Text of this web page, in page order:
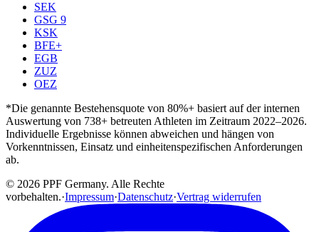
SEK
GSG 9
KSK
BFE+
EGB
ZUZ
OEZ
*Die genannte Bestehensquote von 80%+ basiert auf der internen
Auswertung von 738+ betreuten Athleten im Zeitraum 2022–2026.
Individuelle Ergebnisse können abweichen und hängen von
Vorkenntnissen, Einsatz und einheitenspezifischen Anforderungen
ab.
© 2026 PPF Germany. Alle Rechte
vorbehalten.·Impressum·Datenschutz·Vertrag widerrufen